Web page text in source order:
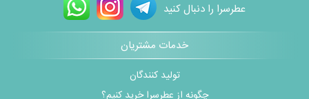
عطرسرا را دنبال کنید
خدمات مشتریان
تولید کنندگان
چگونه از عطرسرا خرید کنیم؟